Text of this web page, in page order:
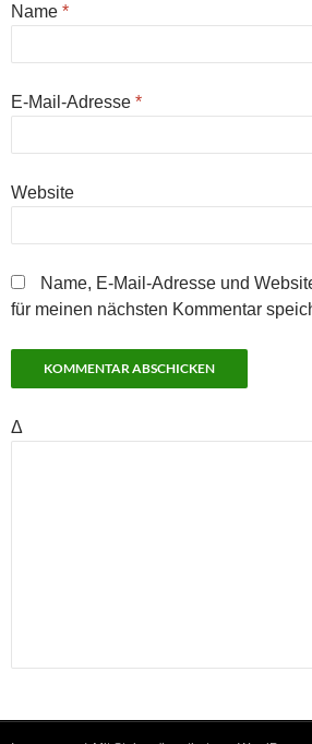
Name *
E-Mail-Adresse *
Website
Name, E-Mail-Adresse und
für meinen nächsten Kommentar
Δ